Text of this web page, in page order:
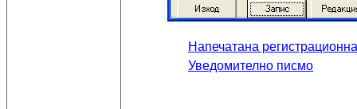
Напечатана
Уведомително писмо